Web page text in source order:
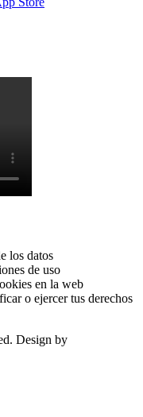
los datos
de uso
en la web
o ejercer tus derechos
Design by